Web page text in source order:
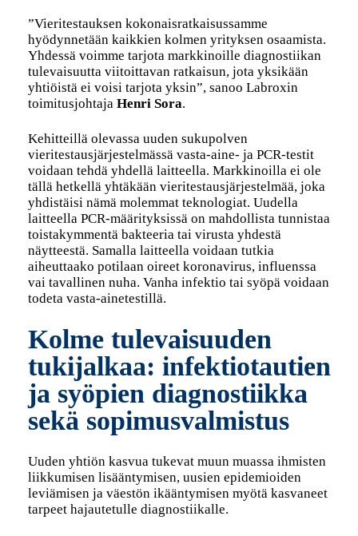
”Vieritestauksen kokonaisratkaisussamme
hyödynnetään kaikkien kolmen yrityksen osaamista.
Yhdessä voimme tarjota markkinoille diagnostiikan
tulevaisuutta viitoittavan ratkaisun, jota yksikään
yhtiöistä ei voisi tarjota yksin”, sanoo Labroxin
toimitusjohtaja Henri Sora.
Kehitteillä olevassa uuden sukupolven
vieritestausjärjestelmässä vasta-aine- ja PCR-testit
voidaan tehdä yhdellä laitteella. Markkinoilla ei ole
tällä hetkellä yhtäkään vieritestausjärjestelmää, joka
yhdistäisi nämä molemmat teknologiat. Uudella
laitteella PCR-määrityksissä on mahdollista tunnistaa
toistakymmentä bakteeria tai virusta yhdestä
näytteestä. Samalla laitteella voidaan tutkia
aiheuttaako potilaan oireet koronavirus, influenssa
vai tavallinen nuha. Vanha infektio tai syöpä voidaan
todeta vasta-ainetestillä.
Kolme tulevaisuuden
tukijalkaa: infektiotautien
ja syöpien diagnostiikka
sekä sopimusvalmistus
Uuden yhtiön kasvua tukevat muun muassa ihmisten
liikkumisen lisääntymisen, uusien epidemioiden
leviämisen ja väestön ikääntymisen myötä kasvaneet
tarpeet hajautetulle diagnostiikalle.